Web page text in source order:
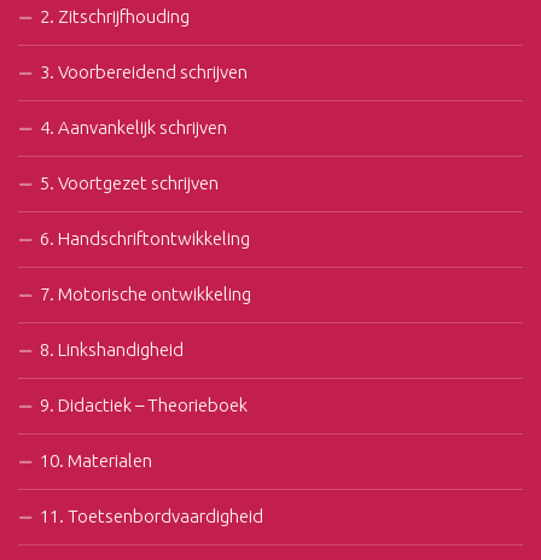
2. Zitschrijfhouding
3. Voorbereidend schrijven
4. Aanvankelijk schrijven
5. Voortgezet schrijven
6. Handschriftontwikkeling
7. Motorische ontwikkeling
8. Linkshandigheid
9. Didactiek – Theorieboek
10. Materialen
11. Toetsenbordvaardigheid